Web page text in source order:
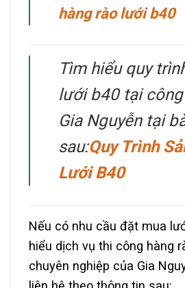
hàng rào lưới b40
Tìm hiểu quy
lưới b40 tại
Gia Nguyễn tại
sau:Quy Trình
Lưới B40
Nếu có nhu cầu đặt mua
hiểu dịch vụ thi công hàng
chuyên nghiệp của Gia